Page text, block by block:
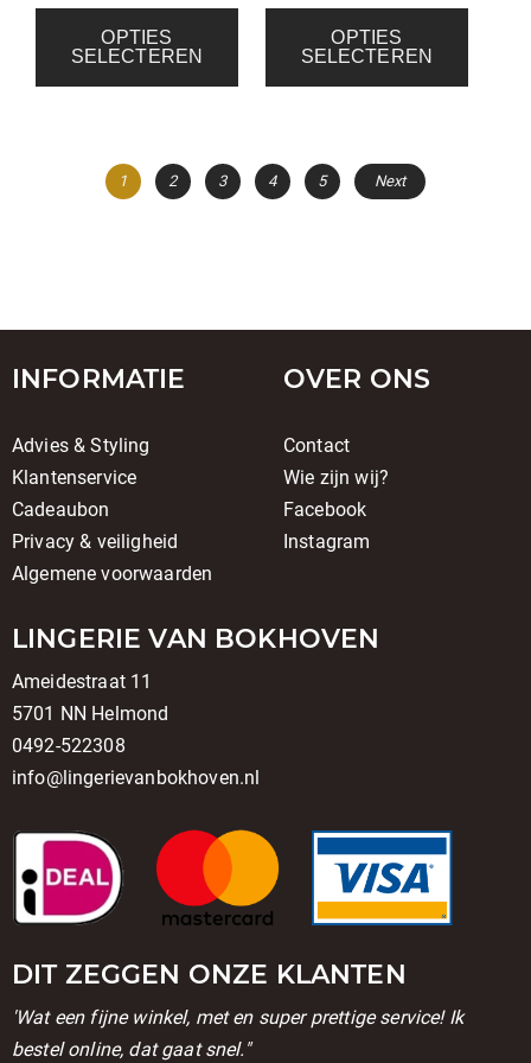
OPTIES
SELECTEREN
OPTIES
SELECTEREN
1 2 3 4 5 Next
INFORMATIE
Advies & Styling
Klantenservice
Cadeaubon
Privacy & veiligheid
Algemene voorwaarden
OVER ONS
Contact
Wie zijn wij?
Facebook
Instagram
LINGERIE VAN BOKHOVEN
Ameidestraat 11
5701 NN Helmond
0492-522308
info@lingerievanbokhoven.nl
DIT ZEGGEN ONZE KLANTEN
'Wat een fijne winkel, met en super prettige service! Ik
bestel online, dat gaat snel."